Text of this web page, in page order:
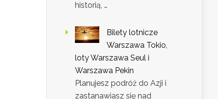
historią, …
Bilety lotnicze
Warszawa Tokio,
loty Warszawa Seul i
Warszawa Pekin
Planujesz podróż do Azji i
zastanawiasz się nad